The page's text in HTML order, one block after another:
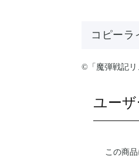
コピーラ
©「魔弾戦記リ
ユー
この商